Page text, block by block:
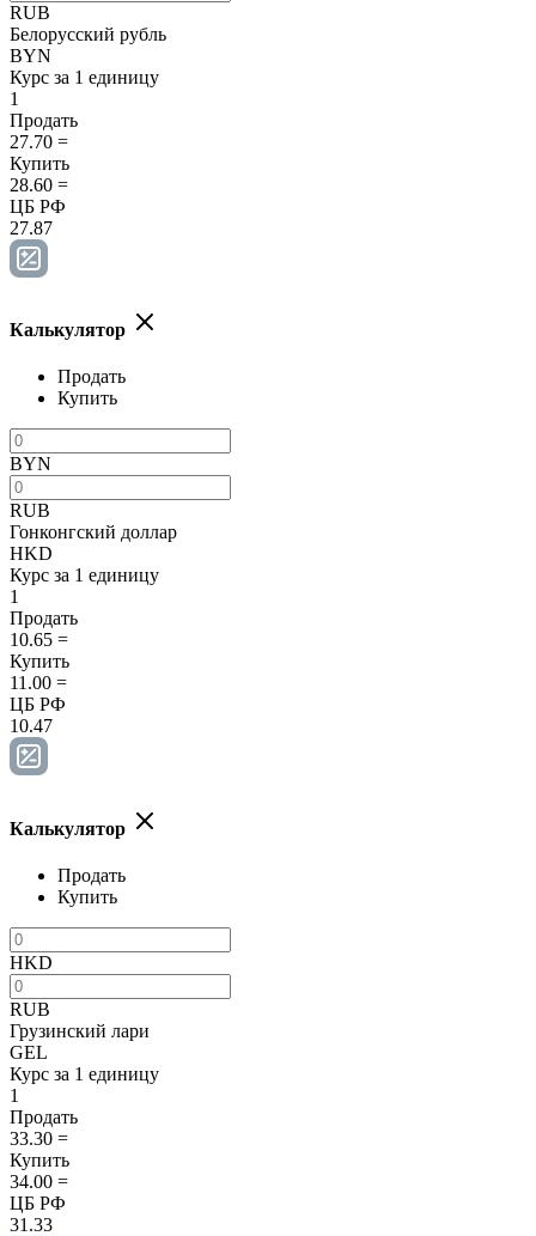
RUB
Белорусский рубль
BYN
Курс за 1 единицу
1
Продать
27.70 =
Купить
28.60 =
ЦБ РФ
27.87
Калькулятор
Продать
Купить
BYN
RUB
Гонконгский доллар
HKD
Курс за 1 единицу
1
Продать
10.65 =
Купить
11.00 =
ЦБ РФ
10.47
Калькулятор
Продать
Купить
HKD
RUB
Грузинский лари
GEL
Курс за 1 единицу
1
Продать
33.30 =
Купить
34.00 =
ЦБ РФ
31.33